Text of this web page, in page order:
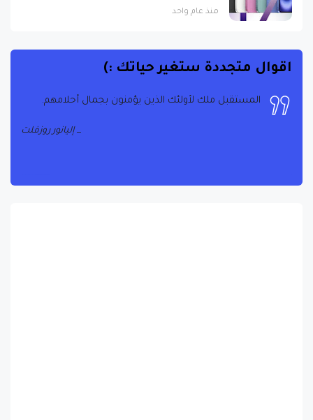
منذ عام واحد
اقوال متجددة ستغير حياتك :)
المستقبل ملك لأولئك الذين يؤمنون بجمال أحلامهم.
إليانور روزفلت